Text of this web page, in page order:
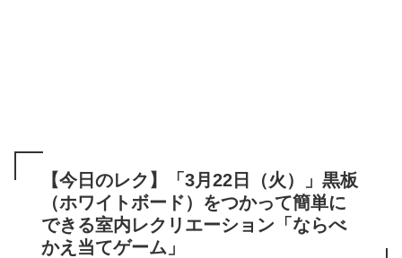
【今日のレク】「3月22日（火）」黒板
（ホワイトボード）をつかって簡単に
できる室内レクリエーション「ならべ
かえ当てゲーム」